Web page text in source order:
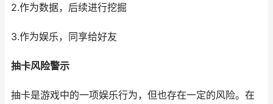
2.作为数据，后续进行挖掘
3.作为娱乐，同享给好友
抽卡风险警示
抽卡是游戏中的一项娱乐行为，但也存在一定的风险。在